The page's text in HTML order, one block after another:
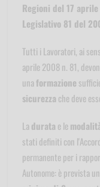
Regioni del 17
Legislativo 81 del
Tutti i Lavoratori, ai
aprile 2008 n. 81,
unaformazione
sicurezza che deve
La durata e le
stati definiti con
permanente per i
Autonome: è prevista